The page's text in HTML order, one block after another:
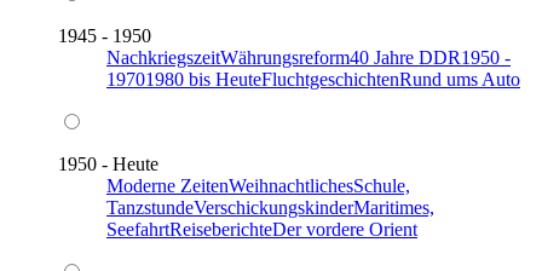
1945 - 1950
NachkriegszeitWährungsreform40 Jahre DDR1950 -
19701980 bis HeuteFluchtgeschichtenRund ums Auto
1950 - Heute
Moderne ZeitenWeihnachtlichesSchule,
TanzstundeVerschickungskinderMaritimes,
SeefahrtReiseberichteDer vordere Orient